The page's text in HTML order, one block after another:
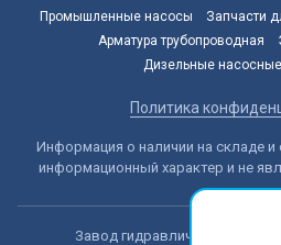
Промышленные насосы
Запчасти
Арматура трубопроводная
Дизельные насосные
Политика
Информация о наличии на складе
информационный характер и не
Завод гидравлических машин